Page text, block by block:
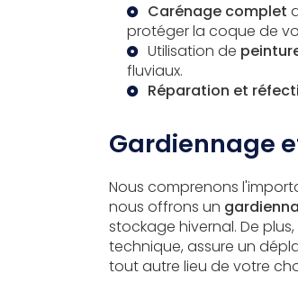
Carénage complet
protéger la coque de
Utilisation de
fluviaux.
Réparation et
Gardiennage
Nous comprenons
nous offrons un
stockage hivernal. De
technique, assure un
tout autre lieu de votre